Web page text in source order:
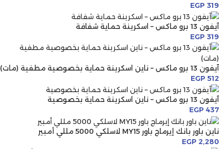
EGP 319
آيفون 13 برو ماكس – اسكرينة حماية شفافة
EGP 319
آيفون 13 برو ماكس – ناين اسكرينة حماية بخصوصية مطفية (مات)
EGP 512
آيفون 13 برو ماكس – ناين اسكرينة حماية بخصوصية
EGP 437
ناين باور بانك إيرماج باور MY15 لاسلكي 5000 مللي أمبير
EGP 2,280